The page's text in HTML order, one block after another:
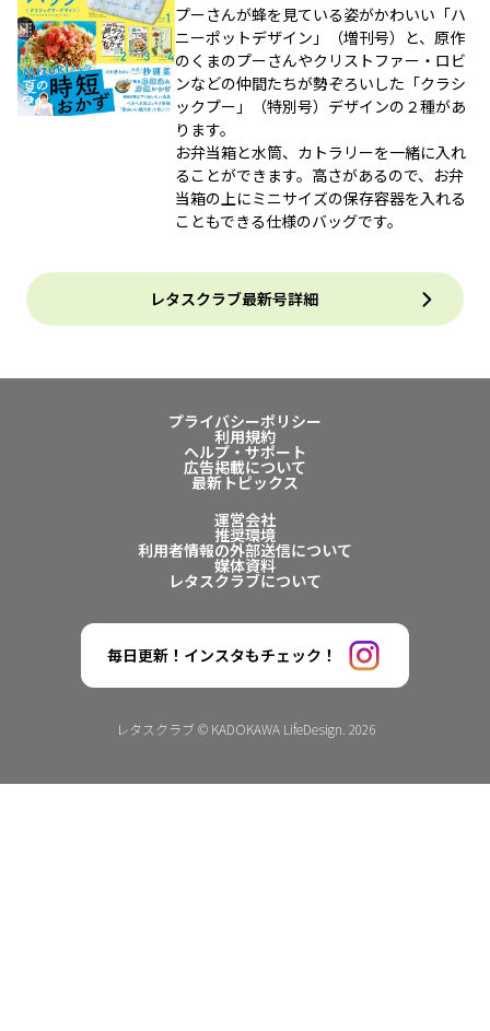
プーさんが蜂を見ている姿がかわいい「ハ
ニーポットデザイン」（増刊号）と、原作
のくまのプーさんやクリストファー・ロビ
ンなどの仲間たちが勢ぞろいした「クラシ
ックプー」（特別号）デザインの２種があ
ります。
お弁当箱と水筒、カトラリーを一緒に入れ
ることができます。高さがあるので、お弁
当箱の上にミニサイズの保存容器を入れる
こともできる仕様のバッグです。
レタスクラブ最新号詳細
プライバシーポリシー
利用規約
ヘルプ・サポート
広告掲載について
最新トピックス
運営会社
推奨環境
利用者情報の外部送信について
媒体資料
レタスクラブについて
毎日更新！インスタもチェック！
レタスクラブ © KADOKAWA LifeDesign. 2026